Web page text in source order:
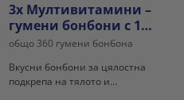
3x Мултивитамини –
гумени бонбони с 10
витамина
общо 360 гумени бонбона
Вкусни бонбони за цялостна
подкрепа на тялото и